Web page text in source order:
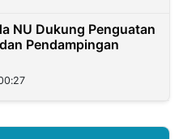
NU Dukung Penguatan
Pendampingan